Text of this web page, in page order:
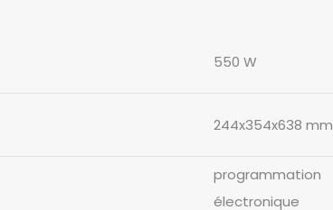
550 W
244x354x638 mm
programmation
électronique